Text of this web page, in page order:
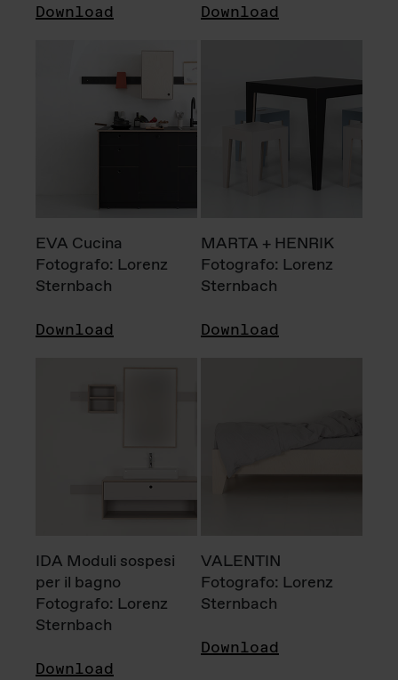
Download Download
EVA Cucina
Fotografo: Lorenz
Sternbach
Download
MARTA + HENRIK
Fotografo: Lorenz
Sternbach
Download
IDA Moduli sospesi
per il bagno
Fotografo: Lorenz
Sternbach
Download
VALENTIN
Fotografo: Lorenz
Sternbach
Download